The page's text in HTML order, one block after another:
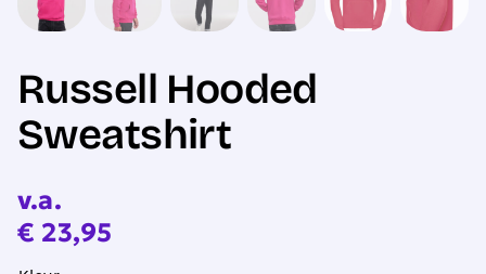
Russell Hooded
Sweatshirt
v.a.
€ 23,95